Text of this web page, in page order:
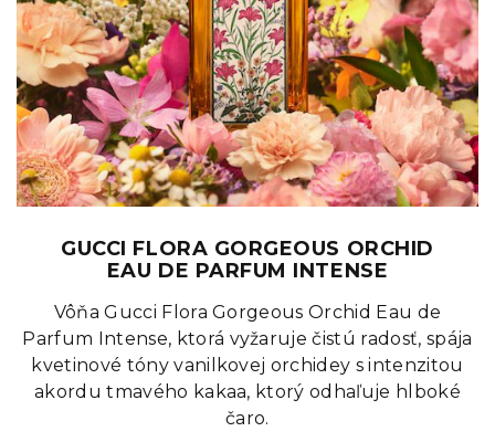
GUCCI FLORA GORGEOUS ORCHID
EAU DE PARFUM INTENSE
Vôňa Gucci Flora Gorgeous Orchid Eau de
Parfum Intense, ktorá vyžaruje čistú radosť, spája
kvetinové tóny vanilkovej orchidey s intenzitou
akordu tmavého kakaa, ktorý odhaľuje hlboké
čaro.